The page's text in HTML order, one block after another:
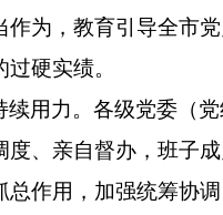
为，教育引导全市
硬实绩。
用力。各级党委（
、亲自督办，班子
作用，加强统筹协